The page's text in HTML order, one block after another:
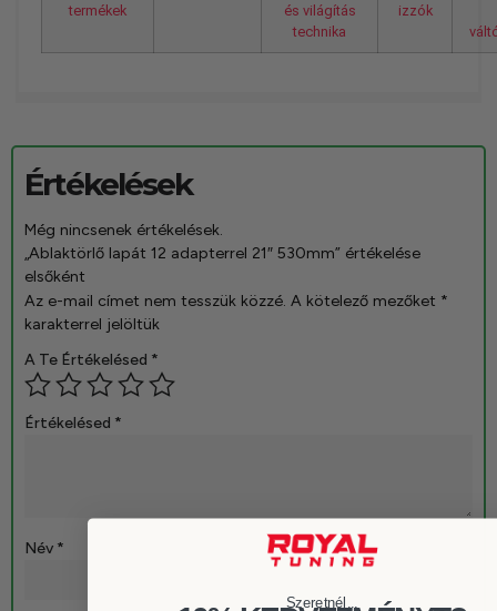
termékek
és világítás
technika
izzók
Értékelések
Még nincsenek értékelések.
„Ablaktörlő lapát 12 adapterrel 21″ 530mm” értékelése
elsőként
Az e-mail címet nem tesszük közzé. A kötelező mezőket *
karakterrel jelöltük
A Te Értékelésed *
Értékelésed *
Név *
Szeretnél...